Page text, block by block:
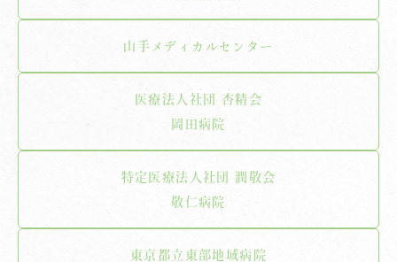
山手メディカルセンター
医療法人社団 杏精会
岡田病院
特定医療法人社団 潤敬会
敬仁病院
東京都立東部地域病院